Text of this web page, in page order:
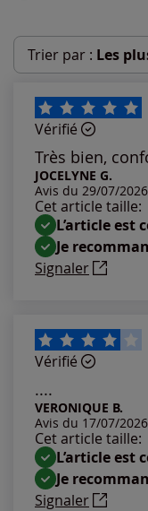
Trier par : Les
Les plus récents
Les plus anciens
Notes les plus
Notes les plus
Vérifié
Très bien,
JOCELYNE G.
Avis du 29/07/
Cet article taille:
L’article est
Je
Signaler
Vérifié
....
VERONIQUE B.
Avis du 17/07/
Cet article taille:
L’article est
Je
Signaler